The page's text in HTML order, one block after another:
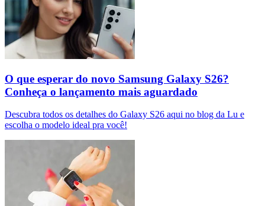
O que esperar do novo Samsung Galaxy S26?
Conheça o lançamento mais aguardado
Descubra todos os detalhes do Galaxy S26 aqui no blog da Lu e
escolha o modelo ideal pra você!